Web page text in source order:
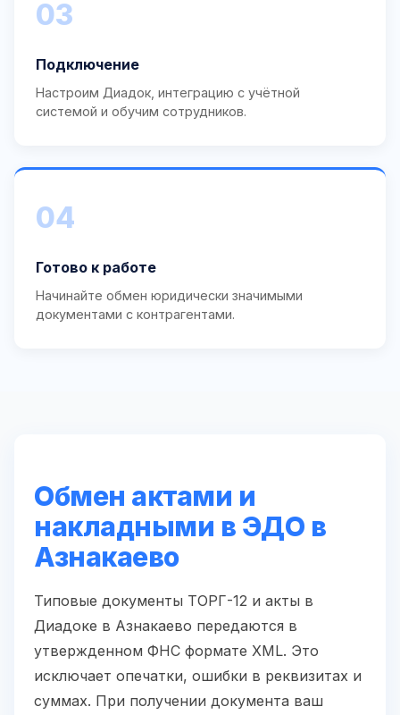
03
Подключение
Настроим Диадок, интеграцию с учётной
системой и обучим сотрудников.
04
Готово к работе
Начинайте обмен юридически значимыми
документами с контрагентами.
Обмен актами и
накладными в ЭДО в
Азнакаево
Типовые документы ТОРГ-12 и акты в
Диадоке в Азнакаево передаются в
утвержденном ФНС формате XML. Это
исключает опечатки, ошибки в реквизитах и
суммах. При получении документа ваш